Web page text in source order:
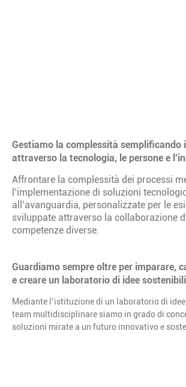
Gestiamo la complessità semplificando
attraverso la tecnologia, le persone e
Affrontare la complessità dei processi
l’implementazione di soluzioni
all’avanguardia, personalizzate per le
sviluppate attraverso la collaborazione
competenze diverse.
Guardiamo sempre oltre per imparare,
e creare un laboratorio di idee
Mediante l’istituzione di un laboratorio di
team multidisciplinare siamo in grado di
soluzioni mirate a un futuro innovativo e